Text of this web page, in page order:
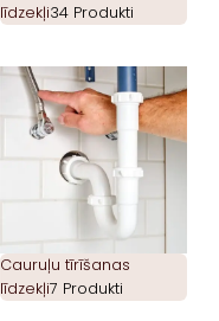
līdzekļi34 Produkti
Cauruļu tīrīšanas
līdzekļi7 Produkti